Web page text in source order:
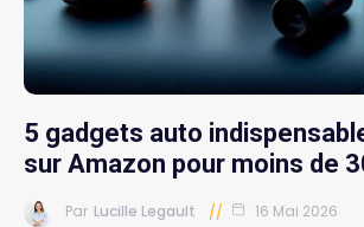
5 gadgets auto
sur Amazon pour moins de
Par Lucille Legault 16 Mai 2026